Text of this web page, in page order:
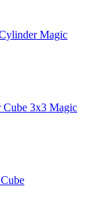
Magic
3x3 Magic